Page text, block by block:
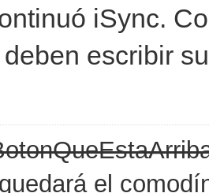
iSync.
escribir
el